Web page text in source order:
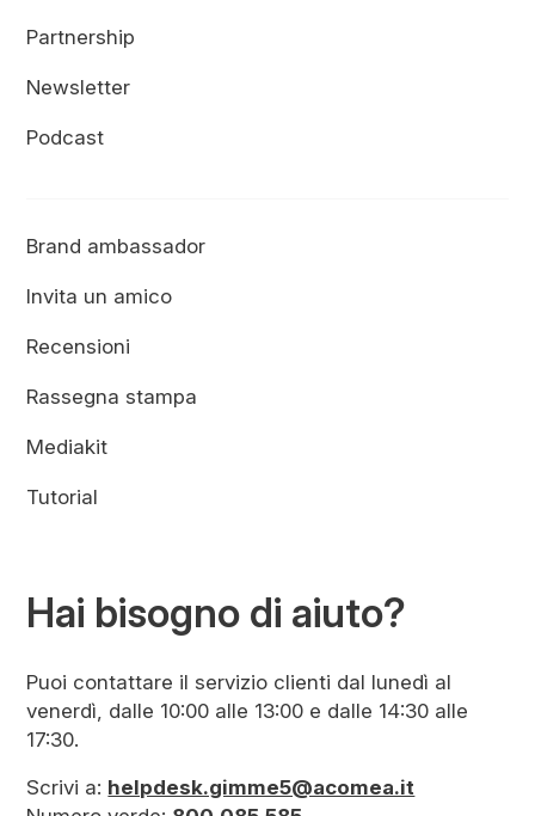
Partnership
Newsletter
Podcast
Brand ambassador
Invita un amico
Recensioni
Rassegna stampa
Mediakit
Tutorial
Hai bisogno di aiuto?
Puoi contattare il servizio clienti dal lunedì al
venerdì, dalle 10:00 alle 13:00 e dalle 14:30 alle
17:30.
Scrivi a: helpdesk.gimme5@acomea.it